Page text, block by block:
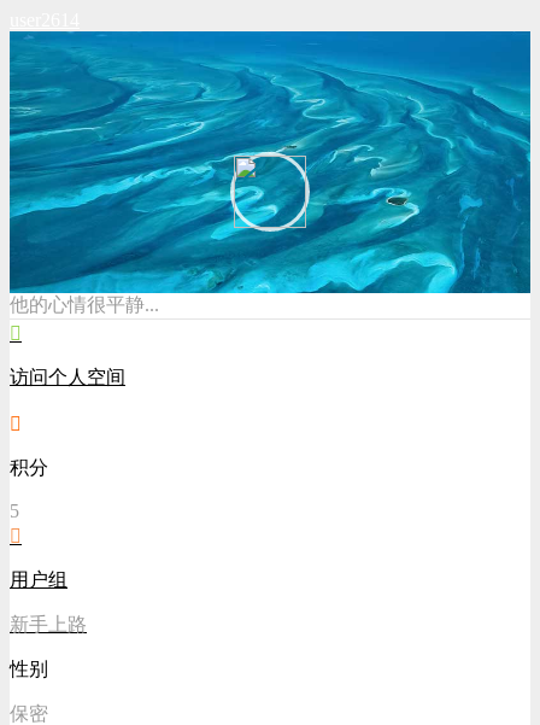
他的心情很平静...
访问个人空间
积分
5
用户组
新手上路
性别
保密